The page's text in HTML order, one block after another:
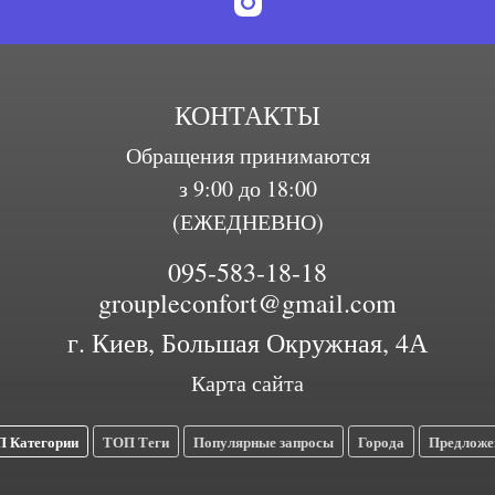
КОНТАКТЫ
Обращения принимаются
з 9:00 до 18:00
(ЕЖЕДНЕВНО)
095-583-18-18
groupleconfort@gmail.com
г. Киев, Большая Окружная, 4А
Карта сайта
ТОП Теги Популярные запросы Города